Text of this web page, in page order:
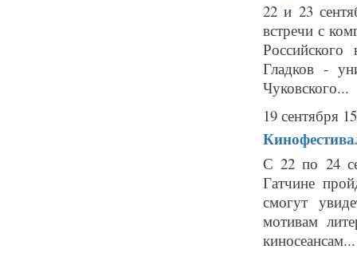
22 и 23
встречи с
Гладков -
Чуковского...
19 сентября
С 22 по 24
Гатчине
смогут
мотивам
киносеансам...